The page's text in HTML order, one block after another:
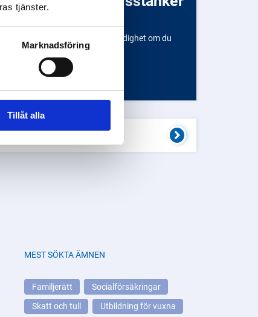
tjänster.
Marknadsföring
Tillåt alla
ett djur far illa?
viktigt att du kontaktar rätt myndighet om du
att ett djur far illa.
MEST SÖKTA ÄMNEN
Familjerätt
Socialförsäkringar
Skatt och tull
Utbildning för vuxna